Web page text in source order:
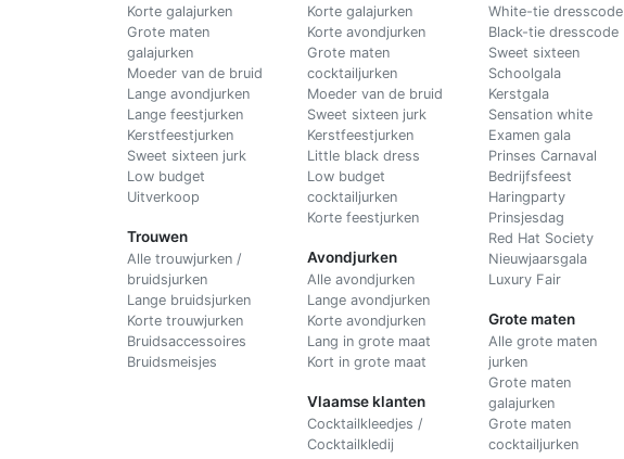
Korte galajurken
Grote maten
galajurken
Moeder van de bruid
Lange avondjurken
Lange feestjurken
Kerstfeestjurken
Sweet sixteen jurk
Low budget
Uitverkoop
Trouwen
Alle trouwjurken /
bruidsjurken
Lange bruidsjurken
Korte trouwjurken
Bruidsaccessoires
Bruidsmeisjes
Korte galajurken
Korte avondjurken
Grote maten
cocktailjurken
Moeder van de bruid
Sweet sixteen jurk
Kerstfeestjurken
Little black dress
Low budget
cocktailjurken
Korte feestjurken
Avondjurken
Alle avondjurken
Lange avondjurken
Korte avondjurken
Lang in grote maat
Kort in grote maat
Vlaamse klanten
Cocktailkleedjes /
Cocktailkledij
White-tie dresscode
Black-tie dresscode
Sweet sixteen
Schoolgala
Kerstgala
Sensation white
Examen gala
Prinses Carnaval
Bedrijfsfeest
Haringparty
Prinsjesdag
Red Hat Society
Nieuwjaarsgala
Luxury Fair
Grote maten
Alle grote maten
jurken
Grote maten
galajurken
Grote maten
cocktailjurken